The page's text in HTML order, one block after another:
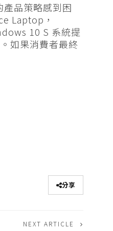
品策略感到困
Laptop，
10 S 系統提
如果消費者最終
分享
NEXT ARTICLE